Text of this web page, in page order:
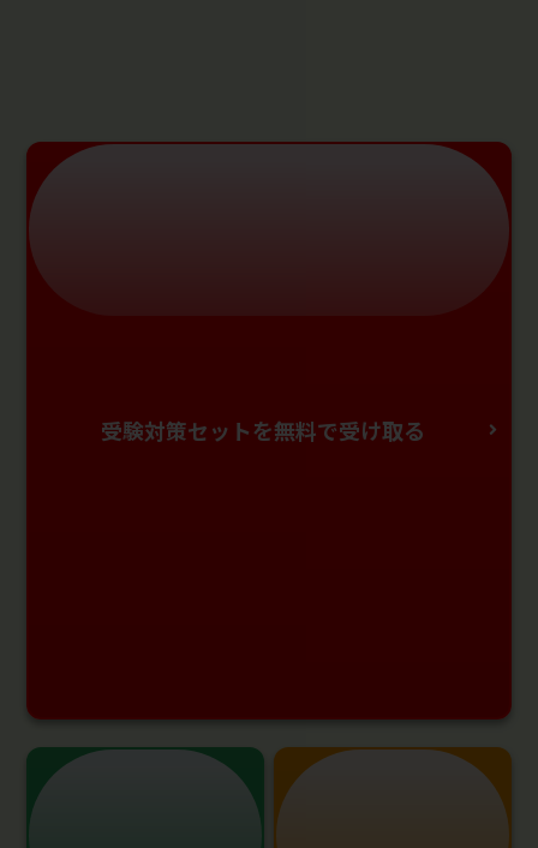
受験対策セットを無料で受け取る